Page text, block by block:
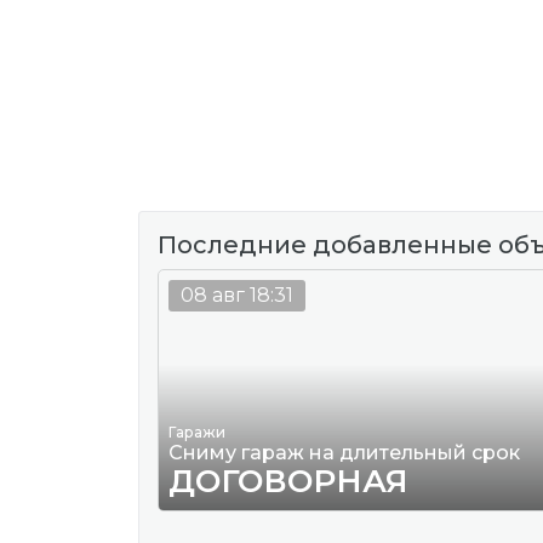
Последние добавленные
Гаражи
Сниму гараж на длительный срок
ДОГОВОРНАЯ
08 авг 18:31